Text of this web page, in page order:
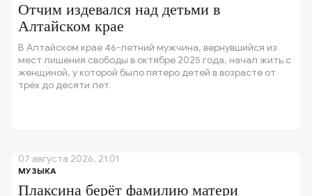
Отчим издевался над детьми в
Алтайском крае
В Алтайском крае 46-летний мужчина, вернувшийся из
мест лишения свободы в октябре 2025 года, начал жить с
женщиной, у которой было пятеро детей в возрасте от
трёх до десяти лет.
МУЗЫКА
Плаксина берёт фамилию матери
07 августа 2026, 21:01